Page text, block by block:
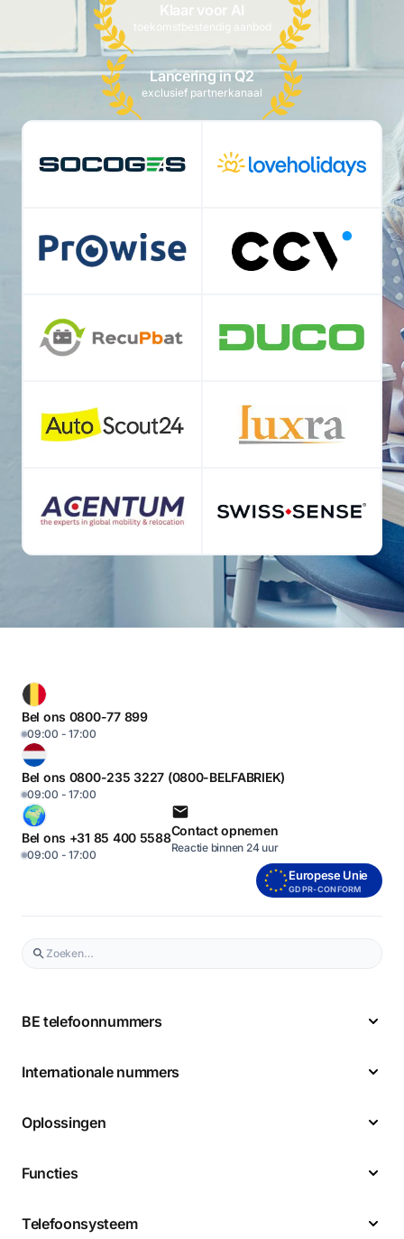
Klaar voor AI
toekomstbestendig aanbod
Lancering in Q2
exclusief partnerkanaal
Bel ons 0800-77 899
09:00 - 17:00
Bel ons 0800-235 3227 (0800-BELFABRIEK)
09:00 - 17:00
Bel ons +31 85 400 5588
09:00 - 17:00
Contact opnemen
Reactie binnen 24 uur
Europese Unie
GDPR-CONFORM
BE telefoonnummers
Internationale nummers
Oplossingen
Functies
Telefoonsysteem